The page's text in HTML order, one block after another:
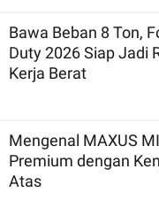
Bawa Beban 8 Ton,
Duty 2026 Siap Jadi
Kerja Berat
Mengenal MAXUS
Premium dengan
Atas